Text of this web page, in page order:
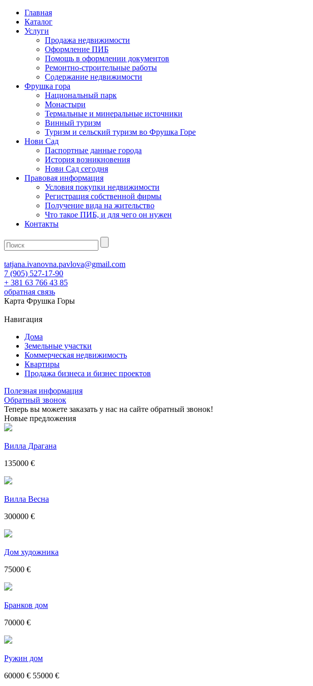
Главная
Каталог
Услуги
Продажа недвижимости
Оформление ПИБ
Помощь в оформлении документов
Ремонтно-строительные работы
Содержание недвижимости
Фрушка гора
Национальный парк
Монастыри
Термальные и минеральные источники
Винный туризм
Туризм и сельский туризм во Фрушка Горе
Нови Сад
Паспортные данные города
История возникновения
Нови Сад сегодня
Правовая информация
Условия покупки недвижимости
Регистрация собственной фирмы
Получение вида на жительство
Что такое ПИБ, и для чего он нужен
Контакты
tatjana.ivanovna.pavlova@gmail.com
7 (905) 527-17-90
+ 381 63 766 43 85
обратная связь
Карта Фрушка Горы
Навигация
Дома
Земельные участки
Коммерческая недвижимость
Квартиры
Продажа бизнеса и бизнес проектов
Полезная информация
Обратный звонок
Теперь вы можете заказать у нас на сайте обратный звонок!
Новые предложения
Вилла Драгана
135000 €
Вилла Весна
300000 €
Дом художника
75000 €
Бранков дом
70000 €
Ружин дом
60000 € 55000 €